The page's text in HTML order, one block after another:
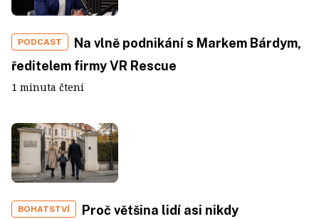
PODCAST
Na vlně podnikání s Markem Bárdym,
ředitelem firmy VR Rescue
1 minuta čtení
BOHATSTVÍ
Proč většina lidí asi nikdy